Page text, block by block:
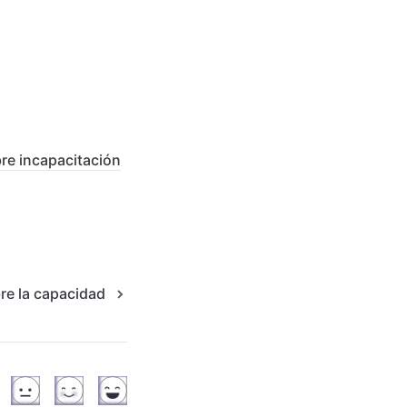
incapacitación
la capacidad